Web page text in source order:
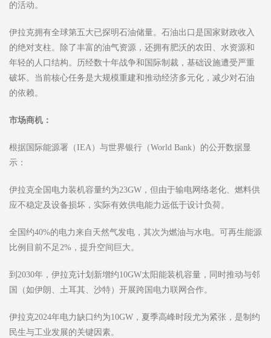
的活动。
伊拉克拥有全球第五大已探明石油储量。石油出口是国家财政收入
的绝对支柱。除了丰富的油气资源，还拥有肥沃的农田、水资源和
年轻的人口结构。历经数十年战争和国际制裁，基础设施遭受严重
破坏。当前核心任务是大规模重建和推动经济多元化，减少对石油
的依赖。
市场商机：
根据国际能源署（IEA）与世界银行（World Bank）的公开数据显
示：
伊拉克全国电力装机容量约为23GW，但由于输电网络老化、燃料供
应不稳定及设备损坏，实际有效供电能力远低于设计负荷。
全国约40%的电力来自天然气发电，其次为燃油与水电。可再生能源
比例目前不足2%，提升空间巨大。
到2030年，伊拉克计划新增约10GW太阳能装机容量，同时推动与邻
国（如伊朗、土耳其、沙特）开展跨国电力联网合作。
伊拉克2024年电力缺口约为10GW，夏季高峰时段尤为紧张，是制约
民生与工业发展的关键因素。